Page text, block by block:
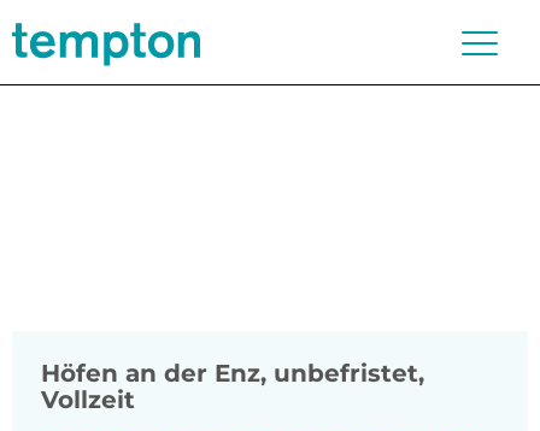
Höfen an der Enz, unbefristet,
Vollzeit